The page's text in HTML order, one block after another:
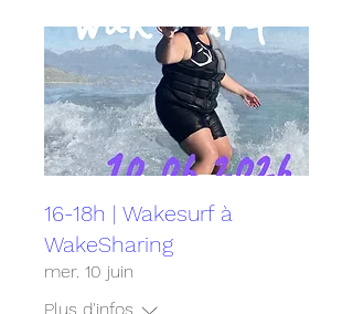
16-18h | Wakesurf à
WakeSharing
mer. 10 juin
Plus d'infos